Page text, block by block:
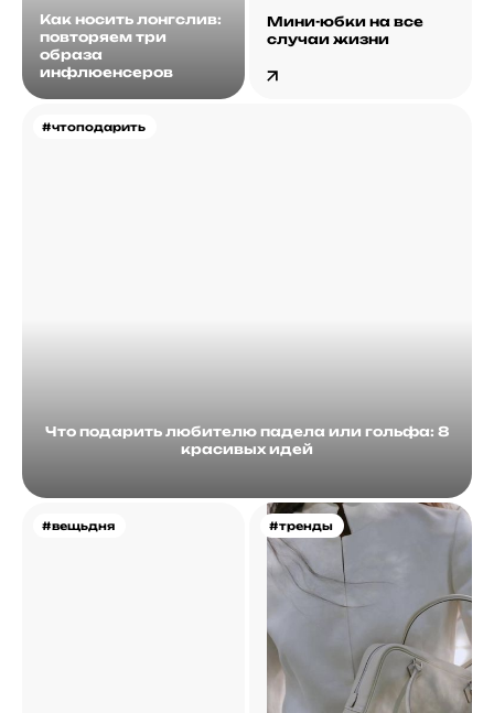
Как носить лонгслив:
повторяем три
образа
инфлюенсеров
#чтоподарить
Что подарить любителю падела или гольфа: 8
красивых идей
Мини-юбки на все
случаи жизни
#вещьдня #тренды